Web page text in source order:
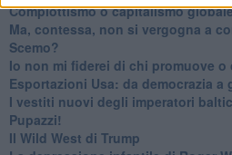
​Complottismo o capitalismo
​Ma, contessa, non si vergogna a
Scemo?
​Io non mi fiderei di chi promuove
Esportazioni Usa: da democrazia a
​I vestiti nuovi degli imperatori
​Pupazzi!
​Il Wild West di Trump